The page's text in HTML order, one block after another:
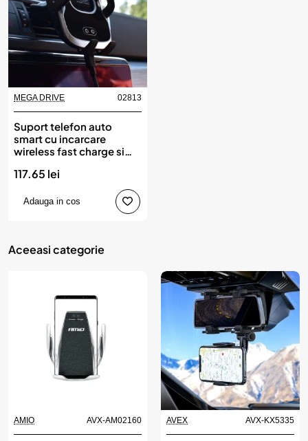
MEGA DRIVE 02813
Suport telefon auto
smart cu incarcare
wireless fast charge si
ventilatie, MEGA DRIVE
117.65 lei
Adauga in cos
Aceeasi categorie
AMIO AVX-AM02160 AVEX AVX-KX5335